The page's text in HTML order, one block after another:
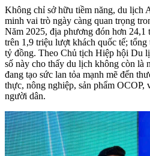
Không chỉ sở hữu tiềm năng, du lịch
minh vai trò ngày càng quan trọng
Năm 2025, địa phương đón hơn
trên 1,9 triệu lượt khách quốc tế;
tỷ đồng. Theo Chủ tịch Hiệp hội Du
số này cho thấy du lịch không còn là
đang tạo sức lan tỏa mạnh mẽ đến
thực, nông nghiệp, sản phẩm OCOP,
người dân.